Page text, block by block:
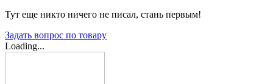
Тут еще никто ничего не писал, стань первым!
Задать вопрос по товару
Loading...